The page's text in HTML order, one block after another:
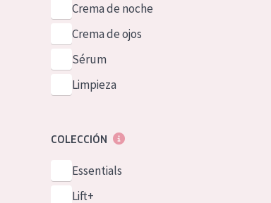
Crema de noche
Crema de ojos
Sérum
Limpieza
COLECCIÓN
Essentials
Lift+